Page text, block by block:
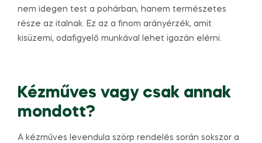
nem idegen test a pohárban, hanem természetes
része az italnak. Ez az a finom arányérzék, amit
kisüzemi, odafigyelő munkával lehet igazán elérni.
Kézműves vagy csak annak
mondott?
A kézműves levendula szörp rendelés során sokszor a